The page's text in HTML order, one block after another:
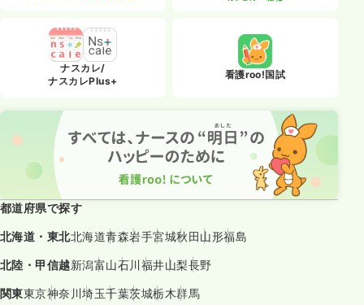
ナスカレ/
ナスカレPlus+
看護roo!国試
都道府県で探す
北海道・東北北海道青森岩手宮城秋田山形福島
北陸・甲信越新潟富山石川福井山梨長野
関東東京神奈川埼玉千葉茨城栃木群馬